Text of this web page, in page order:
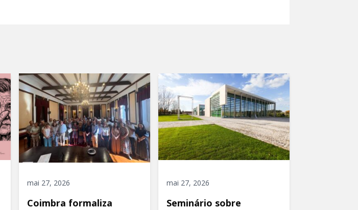
mai 27, 2026
Coimbra formaliza
mai 27, 2026
Seminário sobre